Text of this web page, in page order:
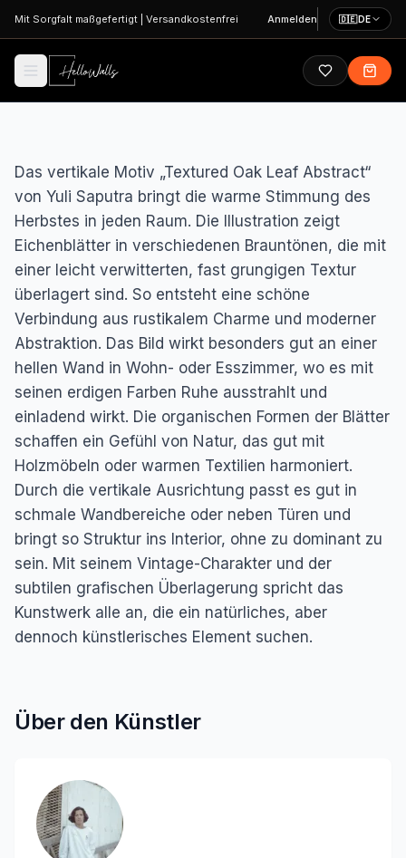
Zum Hauptinhalt springen
Mit Sorgfalt maßgefertigt Versandkostenfrei Anmelden 🇩🇪DE
Das vertikale Motiv „Textured Oak Leaf Abstract“
von Yuli Saputra bringt die warme Stimmung des
Herbstes in jeden Raum. Die Illustration zeigt
Eichenblätter in verschiedenen Brauntönen, die mit
einer leicht verwitterten, fast grungigen Textur
überlagert sind. So entsteht eine schöne
Verbindung aus rustikalem Charme und moderner
Abstraktion. Das Bild wirkt besonders gut an einer
hellen Wand in Wohn- oder Esszimmer, wo es mit
seinen erdigen Farben Ruhe ausstrahlt und
einladend wirkt. Die organischen Formen der Blätter
schaffen ein Gefühl von Natur, das gut mit
Holzmöbeln oder warmen Textilien harmoniert.
Durch die vertikale Ausrichtung passt es gut in
schmale Wandbereiche oder neben Türen und
bringt so Struktur ins Interior, ohne zu dominant zu
sein. Mit seinem Vintage-Charakter und der
subtilen grafischen Überlagerung spricht das
Kunstwerk alle an, die ein natürliches, aber
dennoch künstlerisches Element suchen.
Über den Künstler